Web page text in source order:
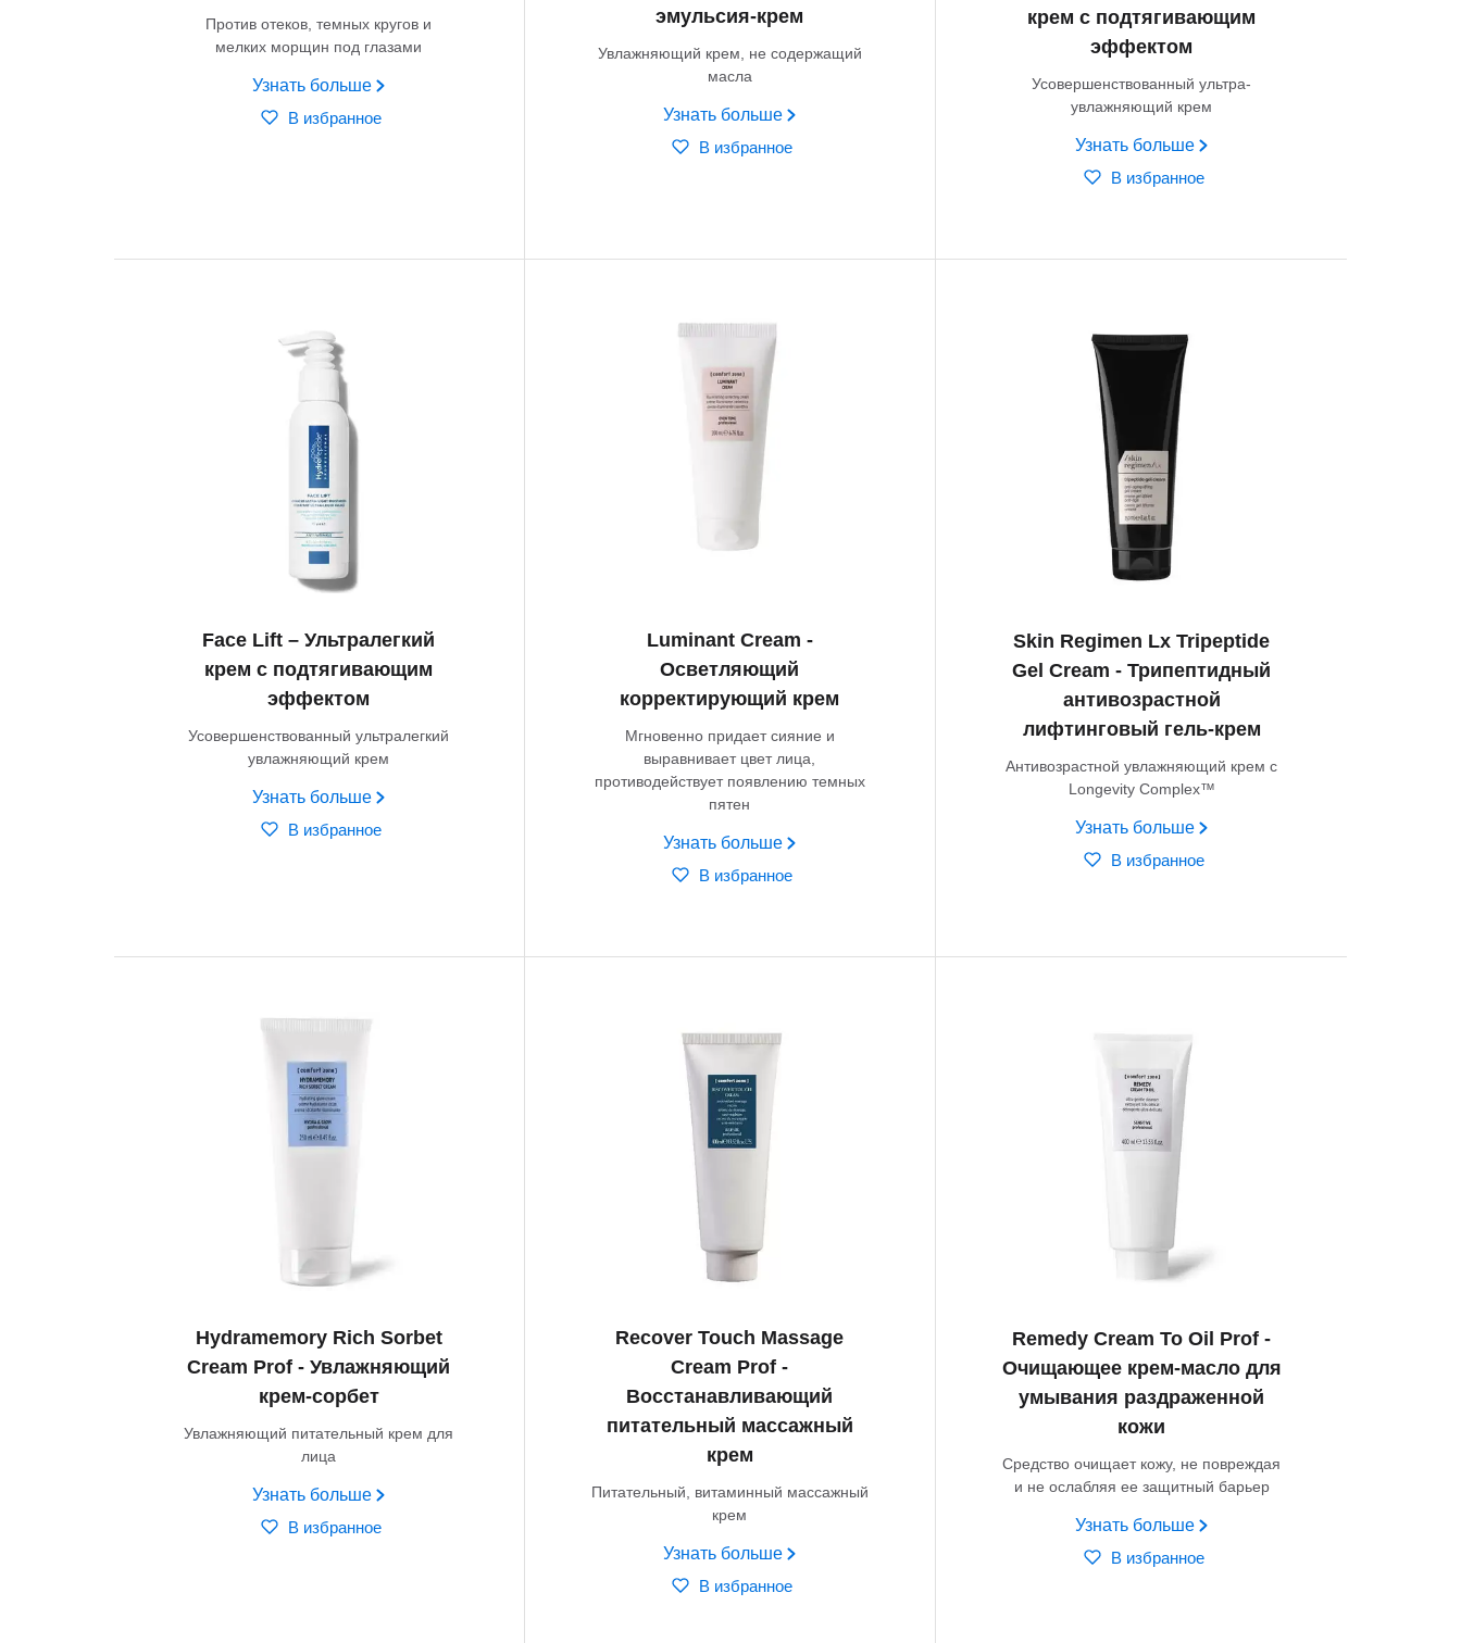
Против отеков, темных кругов и
мелких морщин под глазами
Узнать больше
В избранное
эмульсия-крем
Увлажняющий крем, не содержащий
масла
Узнать больше
В избранное
крем с подтягивающим
эффектом
Усовершенствованный ультра-
увлажняющий крем
Узнать больше
В избранное
Face Lift – Ультралегкий
крем с подтягивающим
эффектом
Усовершенствованный ультралегкий
увлажняющий крем
Узнать больше
В избранное
Luminant Cream -
Осветляющий
корректирующий крем
Мгновенно придает сияние и
выравнивает цвет лица,
противодействует появлению темных
пятен
Узнать больше
В избранное
Skin Regimen Lx Tripeptide
Gel Cream - Трипептидный
антивозрастной
лифтинговый гель-крем
Антивозрастной увлажняющий крем с
Longevity Complex™
Узнать больше
В избранное
Hydramemory Rich Sorbet
Cream Prof - Увлажняющий
крем-сорбет
Увлажняющий питательный крем для
лица
Узнать больше
В избранное
Recover Touch Massage
Cream Prof -
Восстанавливающий
питательный массажный
крем
Питательный, витаминный массажный
крем
Узнать больше
В избранное
Remedy Сream To Oil Prof -
Очищающее крем-масло для
умывания раздраженной
кожи
Средство очищает кожу, не повреждая
и не ослабляя ее защитный барьер
Узнать больше
В избранное